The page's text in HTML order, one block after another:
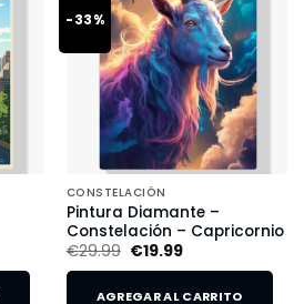
-33%
CONSTELACIÓN
Pintura Diamante –
Constelación – Capricornio
€29.99 €19.99
AGREGAR AL CARRITO